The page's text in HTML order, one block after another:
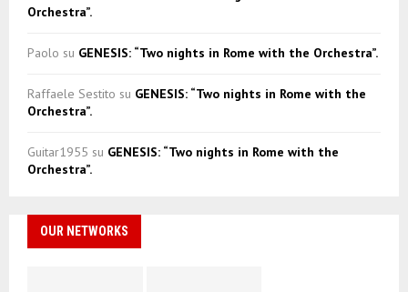
Orchestra”.
Paolo su GENESIS: “Two nights in Rome with the Orchestra”.
Raffaele Sestito su GENESIS: “Two nights in Rome with the
Orchestra”.
Guitar1955 su GENESIS: “Two nights in Rome with the
Orchestra”.
OUR NETWORKS